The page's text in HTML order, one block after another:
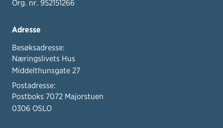
Org. nr. 952151266
Adresse
Besøksadresse:
Næringslivets Hus
Middelthunsgate 27
Postadresse:
Postboks 7072 Majorstuen
0306 OSLO